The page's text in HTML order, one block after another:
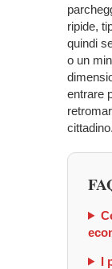
ripide,
quindi
o un
entrare
cittadino.
I